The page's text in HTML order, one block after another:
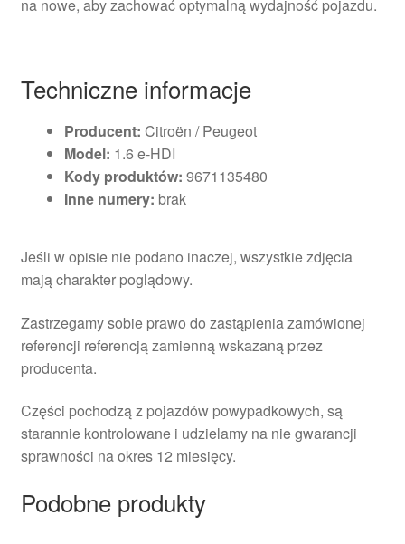
na nowe, aby zachować optymalną wydajność pojazdu.
Techniczne informacje
Producent: Citroën / Peugeot
Model: 1.6 e-HDI
Kody produktów: 9671135480
Inne numery: brak
Jeśli w opisie nie podano inaczej, wszystkie zdjęcia
mają charakter poglądowy.
Zastrzegamy sobie prawo do zastąpienia zamówionej
referencji referencją zamienną wskazaną przez
producenta.
Części pochodzą z pojazdów powypadkowych, są
starannie kontrolowane i udzielamy na nie gwarancji
sprawności na okres 12 miesięcy.
Podobne produkty